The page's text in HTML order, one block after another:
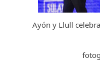
Ayón y Llull